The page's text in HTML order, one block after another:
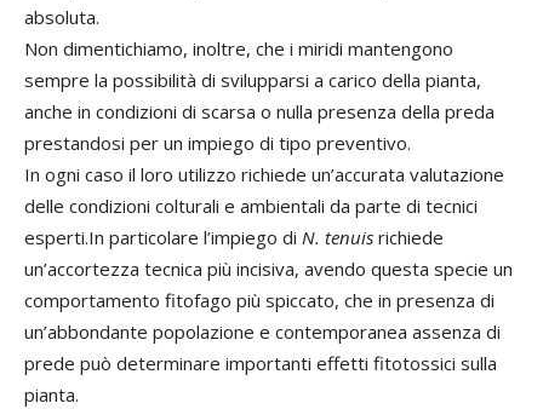
absoluta.
Non dimentichiamo, inoltre, che i miridi mantengono
sempre la possibilità di svilupparsi a carico della pianta,
anche in condizioni di scarsa o nulla presenza della preda
prestandosi per un impiego di tipo preventivo.
In ogni caso il loro utilizzo richiede un’accurata valutazione
delle condizioni colturali e ambientali da parte di tecnici
esperti.In particolare l’impiego di N. tenuis richiede
un’accortezza tecnica più incisiva, avendo questa specie un
comportamento fitofago più spiccato, che in presenza di
un’abbondante popolazione e contemporanea assenza di
prede può determinare importanti effetti fitotossici sulla
pianta.